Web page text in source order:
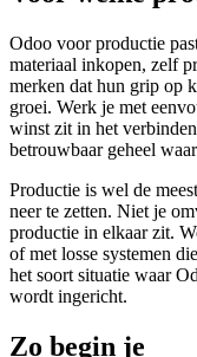
Odoo voor productie
materiaal inkopen, zelf
merken dat hun grip op
groei. Werk je met
winst zit in het
betrouwbaar geheel
Productie is wel de
neer te zetten. Niet je
productie in elkaar zit.
of met losse systemen
het soort situatie waar
wordt ingericht.
Zo begin je